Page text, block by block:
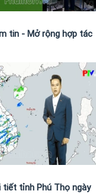
tin - Mở rộng hợp tác
tiết tỉnh Phú Thọ ngày